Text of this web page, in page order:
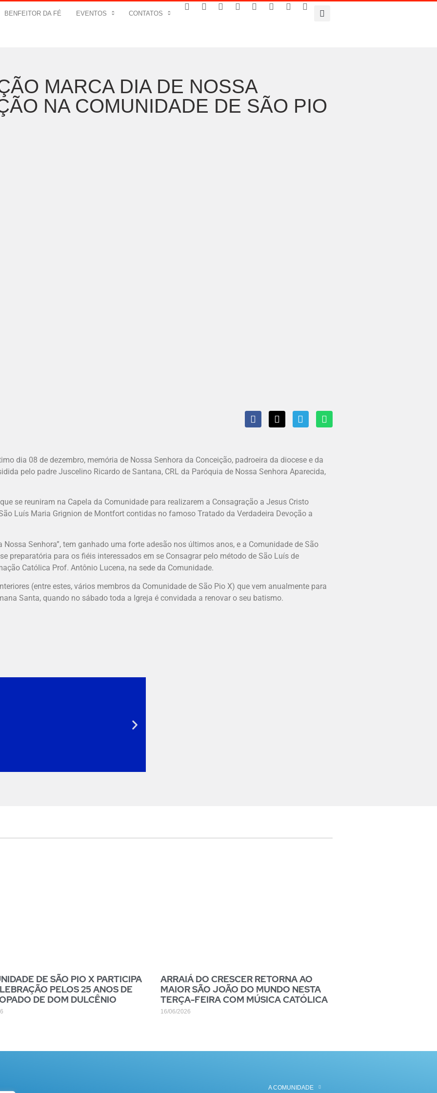
BENFEITOR DA FÉ EVENTOS CONTATOS
MARCA DIA DE NOSSA
NA COMUNIDADE DE SÃO PIO
dia 08 de dezembro, memória de Nossa Senhora da Conceição, padroeira da diocese e da
pelo padre Juscelino Ricardo de Santana, CRL da Paróquia de Nossa Senhora Aparecida,
se reuniram na Capela da Comunidade para realizarem a Consagração a Jesus Cristo
Luís Maria Grignion de Montfort contidas no famoso Tratado da Verdadeira Devoção a
Senhora”, tem ganhado uma forte adesão nos últimos anos, e a Comunidade de São
preparatória para os fiéis interessados em se Consagrar pelo método de São Luís de
Católica Prof. Antônio Lucena, na sede da Comunidade.
(entre estes, vários membros da Comunidade de São Pio X) que vem anualmente para
Santa, quando no sábado toda a Igreja é convidada a renovar o seu batismo.
DE SÃO PIO X PARTICIPA
PELOS 25 ANOS DE
DE DOM DULCÊNIO
ARRAIÁ DO CRESCER RETORNA AO
MAIOR SÃO JOÃO DO MUNDO NESTA
TERÇA-FEIRA COM MÚSICA CATÓLICA
16/06/2026
A COMUNIDADE